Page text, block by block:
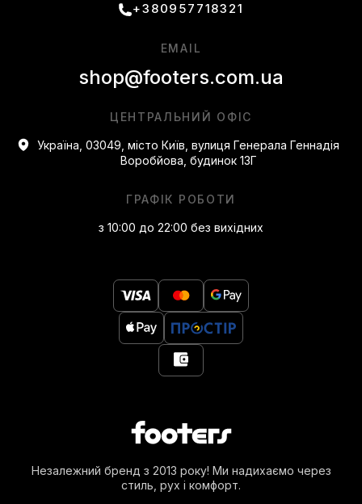
Незалежний бренд з 2013 року! Ми надихаємо через
стиль, рух і комфорт.
+380957718321
ЦЕНТРАЛЬНИЙ ОФІС
Україна, 03049, місто Київ, вулиця Генерала Геннадія
Воробйова, будинок 13Г
ГРАФІК РОБОТИ
з 10:00 до 22:00 без вихідних
EMAIL
shop@footers.com.ua